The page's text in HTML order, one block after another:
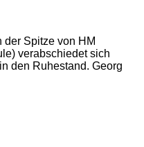
der Spitze von HM
verabschiedet sich
den Ruhestand. Georg